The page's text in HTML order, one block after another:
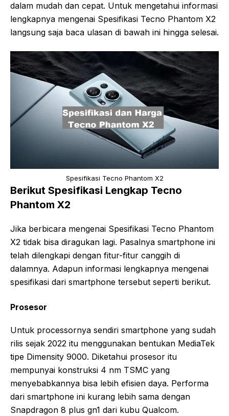
dalam mudah dan cepat. Untuk mengetahui informasi
lengkapnya mengenai Spesifikasi Tecno Phantom X2
langsung saja baca ulasan di bawah ini hingga selesai.
Spesifikasi Tecno Phantom X2
Berikut Spesifikasi Lengkap Tecno
Phantom X2
Jika berbicara mengenai Spesifikasi Tecno Phantom
X2 tidak bisa diragukan lagi. Pasalnya smartphone ini
telah dilengkapi dengan fitur-fitur canggih di
dalamnya. Adapun informasi lengkapnya mengenai
spesifikasi dari smartphone tersebut seperti berikut.
Prosesor
Untuk processornya sendiri smartphone yang sudah
rilis sejak 2022 itu menggunakan bentukan MediaTek
tipe Dimensity 9000. Diketahui prosesor itu
mempunyai konstruksi 4 nm TSMC yang
menyebabkannya bisa lebih efisien daya. Performa
dari smartphone ini kurang lebih sama dengan
Snapdragon 8 plus gn1 dari kubu Qualcom.